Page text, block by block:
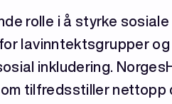
rolle i å styrke
lavinntektsgrupper
inkludering.
tilfredsstiller nettopp